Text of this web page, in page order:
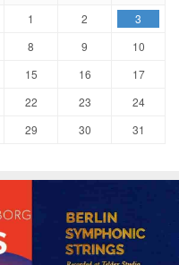
1 2
3
8 9
10
15 16
17
22 23
24
29 30
31